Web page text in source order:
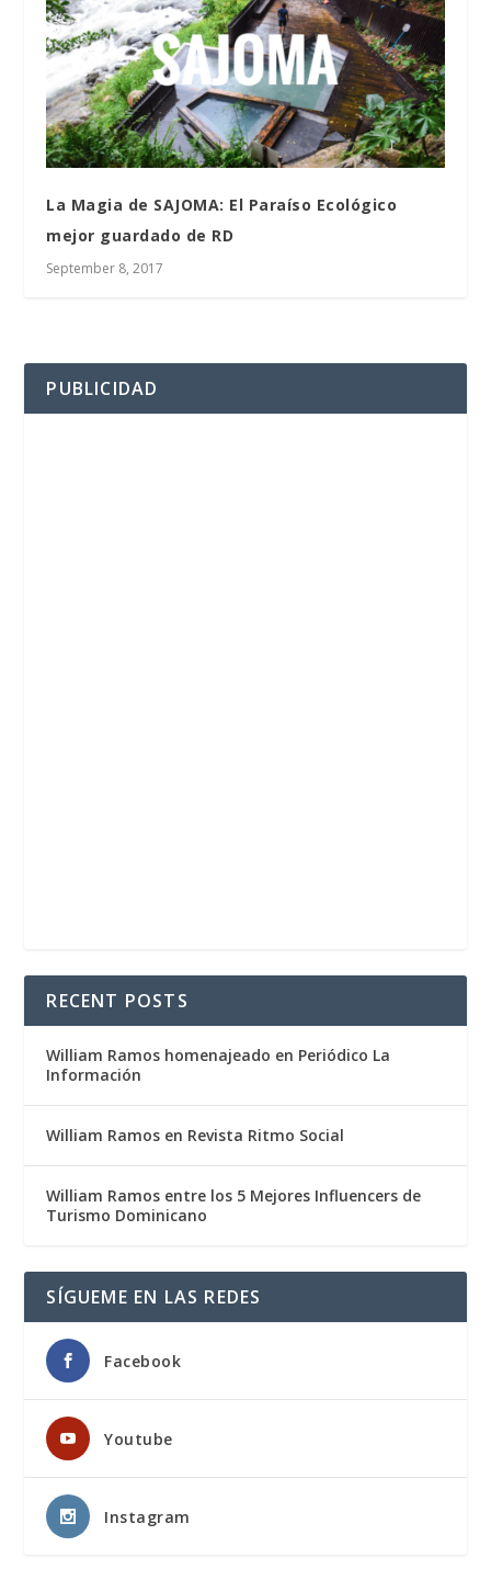
La Magia de SAJOMA: El Paraíso Ecológico
mejor guardado de RD
September 8, 2017
PUBLICIDAD
RECENT POSTS
William Ramos homenajeado en Periódico La
Información
William Ramos en Revista Ritmo Social
William Ramos entre los 5 Mejores Influencers de
Turismo Dominicano
SÍGUEME EN LAS REDES
Facebook
Youtube
Instagram